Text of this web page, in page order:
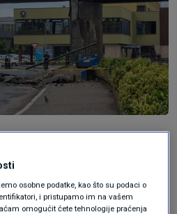
je usko grlo u
jer ga svakodnevno
i putničkih vozila a na
osobne podatke, kao što su podaci o
i pristupamo im na vašem
omogućit ćete tehnologije praćenja